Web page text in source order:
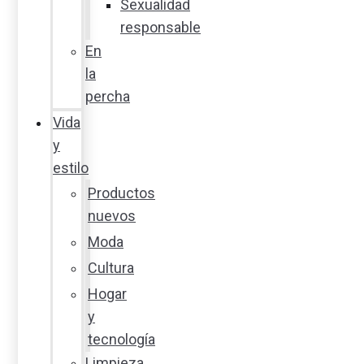
Sexualidad
responsable
En
la
percha
Vida
y
estilo
Productos
nuevos
Moda
Cultura
Hogar
y
tecnología